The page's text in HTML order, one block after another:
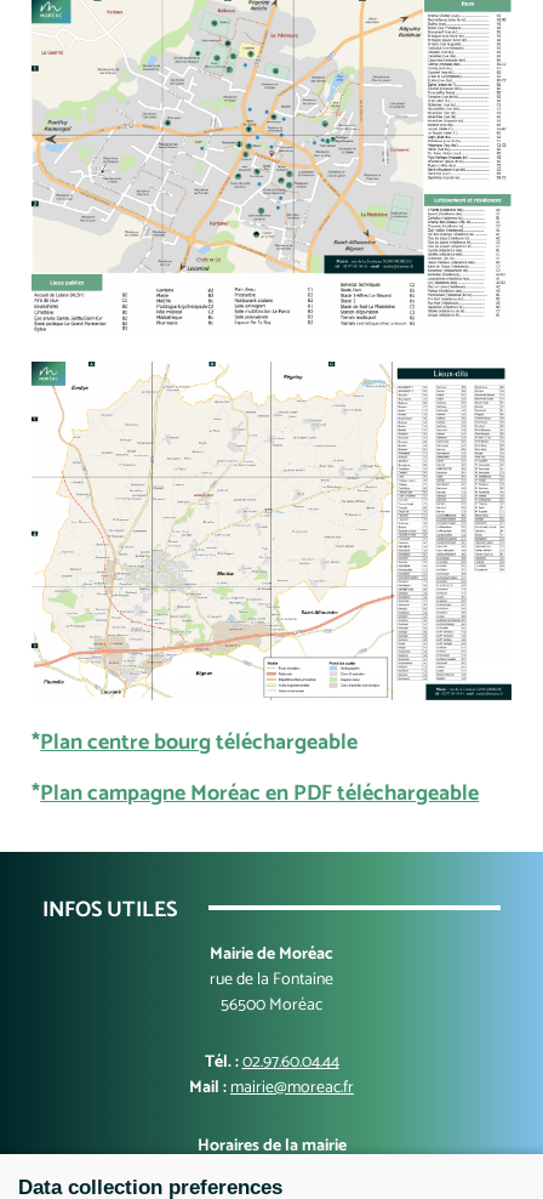
*Plan centre bourgtéléchargeable
*Plan campagne Moréac en PDF téléchargeable
INFOS UTILES
Mairie de Moréac
rue de la Fontaine
56500 Moréac
Tél. :02.97.60.04.44
Mail :mairie@moreac.fr
Horaires de la mairie
Data collection preferences